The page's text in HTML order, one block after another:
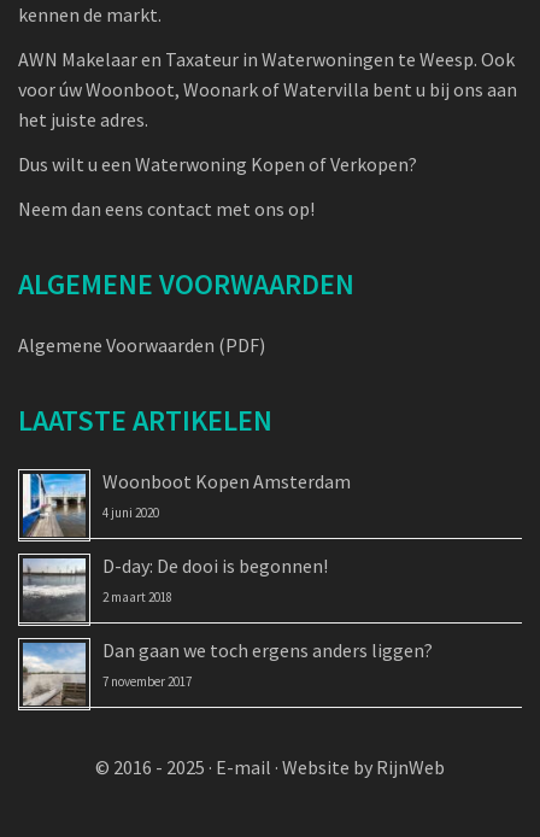
kennen de markt.
AWN Makelaar en Taxateur in Waterwoningen te Weesp. Ook
voor úw Woonboot, Woonark of Watervilla bent u bij ons aan
het juiste adres.
Dus wilt u een Waterwoning Kopen of Verkopen?
Neem dan eens contact met ons op!
ALGEMENE VOORWAARDEN
Algemene Voorwaarden (PDF)
LAATSTE ARTIKELEN
Woonboot Kopen Amsterdam
4 juni 2020
D-day: De dooi is begonnen!
2 maart 2018
Dan gaan we toch ergens anders liggen?
7 november 2017
© 2016 - 2025 · E-mail · Website by RijnWeb